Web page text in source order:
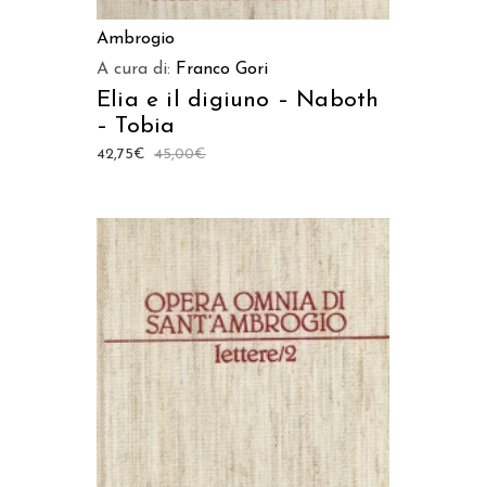
Ambrogio
A cura di: Franco Gori
Elia e il digiuno – Naboth
– Tobia
45,00€
42,75€
AGGIUNGI AL CARRELLO